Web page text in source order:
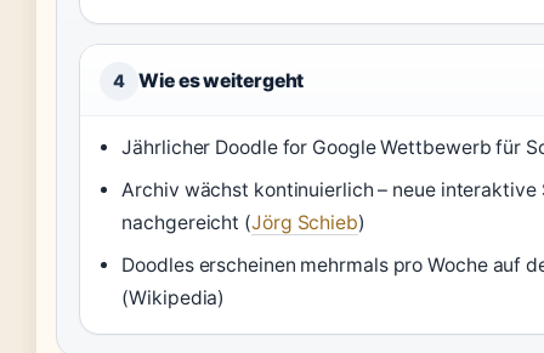
4 Wie es weitergeht
Jährlicher Doodle for Google Wettbewerb für
Archiv wächst kontinuierlich – neue interaktive
nachgereicht (Jörg Schieb)
Doodles erscheinen mehrmals pro Woche auf
(Wikipedia)